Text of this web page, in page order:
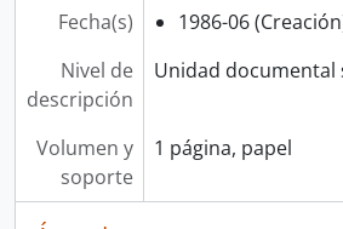
Fecha(s)
1986-06
Nivel de
descripción
Unidad documental
Volumen y
soporte
1 página, papel